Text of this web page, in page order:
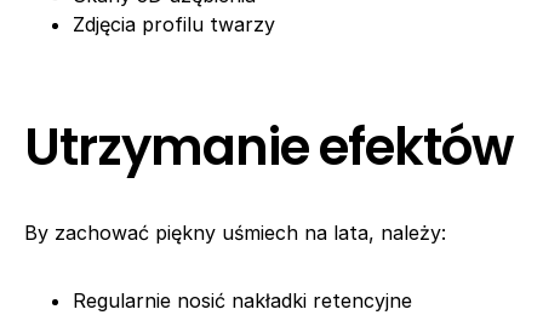
Zdjęcia profilu twarzy
Utrzymanie efektów
By zachować piękny uśmiech na lata, należy:
Regularnie nosić nakładki retencyjne